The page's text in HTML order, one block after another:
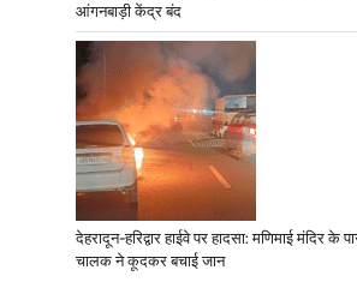
आंगनबाड़ी केंद्र बंद
देहरादून-हरिद्वार हाईवे पर हादसा: मणिमाई मंदिर
चालक ने कूदकर बचाई जान